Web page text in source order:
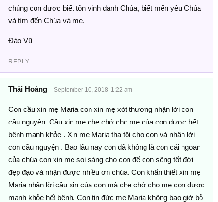
chúng con được biết tôn vinh danh Chúa, biết mến yêu Chúa
và tìm đến Chúa và mẹ.
Đào Vũ
REPLY
Thái Hoàng September 10, 2018, 1:22 am
Con cầu xin mẹ Maria con xin mẹ xót thương nhận lời con
cầu nguyện. Cầu xin mẹ che chở cho mẹ của con được hết
bệnh mạnh khỏe . Xin mẹ Maria tha tội cho con và nhận lời
con cầu nguyện . Bao lâu nay con đã không là con cái ngoan
của chúa con xin mẹ soi sáng cho con để con sống tốt đời
đẹp đạo và nhận được nhiều ơn chúa. Con khẩn thiết xin mẹ
Maria nhận lời cầu xin của con mà che chở cho mẹ con được
mạnh khỏe hết bệnh. Con tin đức mẹ Maria không bao giờ bỏ